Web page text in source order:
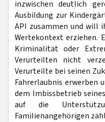
inzwischen deutlich
Ausbildung zur
API zusammen und will
Wertekontext erziehen.
Kriminalität oder
Verurteilten nicht
Verurteilte bei seinen
Fahrerlaubnis erwerben
dem Imbissbetrieb
auf die
Familienangehörigen